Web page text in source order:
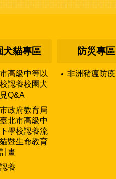
犬貓專區
高級中等以
認養校園犬
Q&A
政府教育局
北市高級中
學校認養流
暨生命教育
畫
養
防災專區
非洲豬瘟防疫